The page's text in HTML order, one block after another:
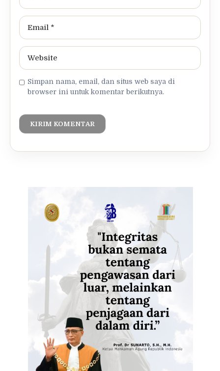
Simpan nama, email, dan situs web saya di
browser ini untuk komentar berikutnya.